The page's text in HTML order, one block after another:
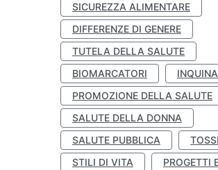
SICUREZZA ALIMENTARE
DIFFERENZE DI GENERE
TUTELA DELLA SALUTE
BIOMARCATORI
PROMOZIONE DELLA SALUTE
SALUTE DELLA DONNA
SALUTE PUBBLICA
STILI DI VITA
PROGETTI